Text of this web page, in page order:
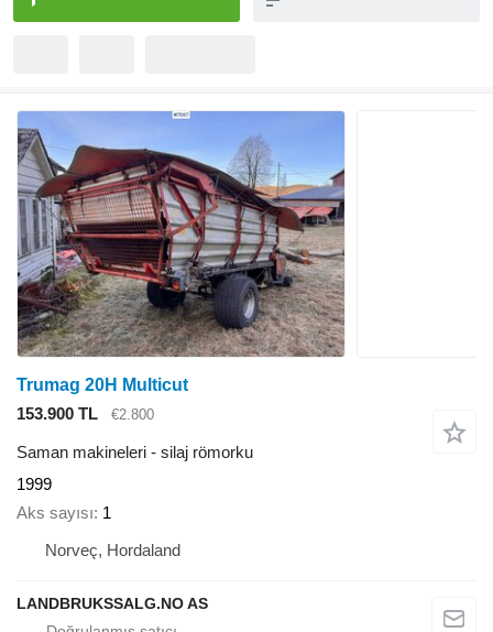
Trumag 20H Multicut
153.900 TL
€2.800
Saman makineleri - silaj römorku
1999
Aks sayısı 1
Norveç, Hordaland
LANDBRUKSSALG.NO AS